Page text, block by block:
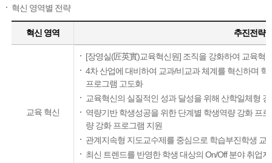
혁신 영역별 전략
혁신 영역 추진전략
교육 혁신
[장영실(匠英實)교육혁신원] 조직을 강화하여 교육혁
4차 산업에 대비하여 교과/비교과 체계를 혁신하며
프로그램 고도화
교육혁신의 실질적인 성과 달성을 위해 산학일체형
역량기반 학생성공을 위한 단계별 학생역량 강화 프
량 강화 프로그램 지원
관계지속형 지도교수제를 중심으로 학습부진학생 교
최신 트렌드를 반영한 학생 대상의 On/Off 분야 취업